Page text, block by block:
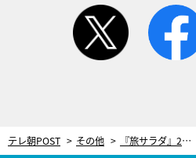
twitter
テレ朝POST その他 『旅サラダ』25周年突入！藤井フミヤ＆尚之、久しぶりの兄弟旅で故郷・九州へ